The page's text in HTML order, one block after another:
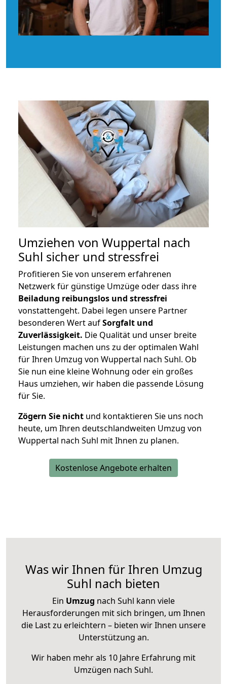
Umziehen von Wuppertal nach
Suhl sicher und stressfrei
Profitieren Sie von unserem erfahrenen
Netzwerk für günstige Umzüge oder dass ihre
Beiladung reibungslos und stressfrei
vonstattengeht. Dabei legen unsere Partner
besonderen Wert aufSorgfalt und
Zuverlässigkeit. Die Qualität und unser breite
Leistungen machen uns zu der optimalen Wahl
für Ihren Umzug von Wuppertal nach Suhl. Ob
Sie nun eine kleine Wohnung oder ein großes
Haus umziehen, wir haben die passende Lösung
für Sie.
Zögern Sie nicht und kontaktieren Sie uns noch
heute, um Ihren deutschlandweiten Umzug von
Wuppertal nach Suhl mit Ihnen zu planen.
Kostenlose Angebote erhalten
Was wir Ihnen für Ihren Umzug
Suhl nach bieten
Ein Umzug nach Suhl kann viele
Herausforderungen mit sich bringen, um Ihnen
die Last zu erleichtern – bieten wir Ihnen unsere
Unterstützung an.
Wir haben mehr als 10 Jahre Erfahrung mit
Umzügen nach Suhl.